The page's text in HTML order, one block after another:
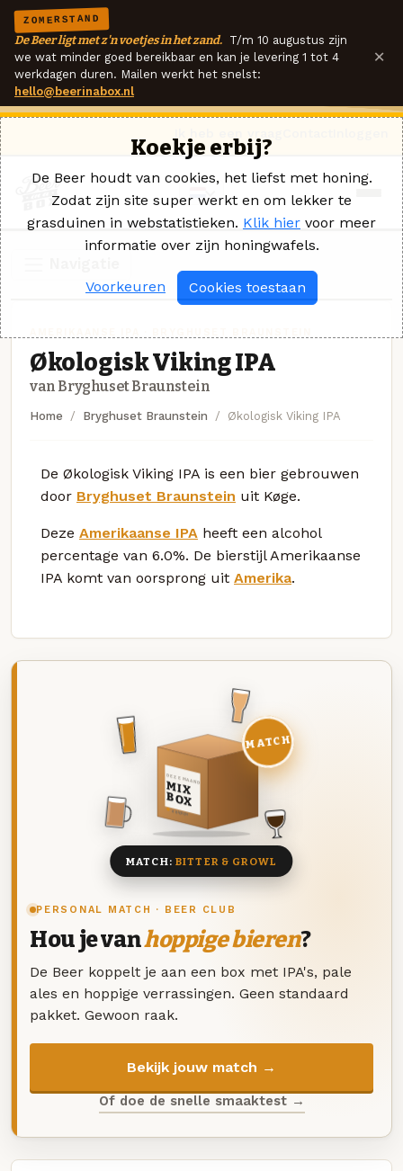
ZOMERSTAND
De Beer ligt met z'n voetjes in het zand. T/m 10 augustus zijn
we wat minder goed bereikbaar en kan je levering 1 tot 4
werkdagen duren. Mailen werkt het snelst:
hello@beerinabox.nl
×
Økologisk Viking IPA
van Bryghuset Braunstein
Home Bryghuset Braunstein Økologisk Viking IPA
De Økologisk Viking IPA is een bier gebrouwen
door Bryghuset Braunstein uit Køge.
Deze Amerikaanse IPA heeft een alcohol
percentage van 6.0%. De bierstijl Amerikaanse
IPA komt van oorsprong uit Amerika.
PERSONAL MATCH · BEER CLUB
Hou je vanhoppige bieren?
De Beer koppelt je aan een box met IPA's, pale
ales en hoppige verrassingen. Geen standaard
pakket. Gewoon raak.
Bekijk jouw match →
Of doe de snelle smaaktest →
DEZE MAAND
MIX
BOX
8 BIEREN
MATCH
MATCH: BITTER & GROWL
Koekje erbij?
De Beer houdt van cookies, het liefst met honing.
Zodat zijn site super werkt en om lekker te
grasduinen in webstatistieken. Klik hier voor meer
informatie over zijn honingwafels.
Voorkeuren Cookies toestaan